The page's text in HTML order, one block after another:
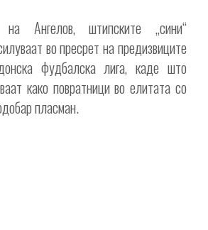
Ангелов, штипските „сини“
во пресрет на предизвиците
фудбалска лига, каде што
како повратници во елитата со
пласман.